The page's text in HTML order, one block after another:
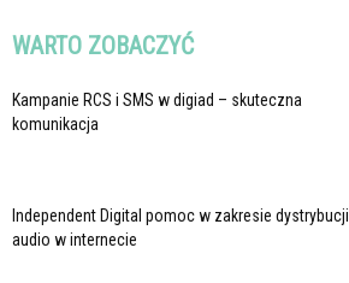
WARTO ZOBACZYĆ
Kampanie RCS i SMS w digiad – skuteczna
komunikacja
Independent Digital pomoc w zakresie dystrybucji
audio w internecie